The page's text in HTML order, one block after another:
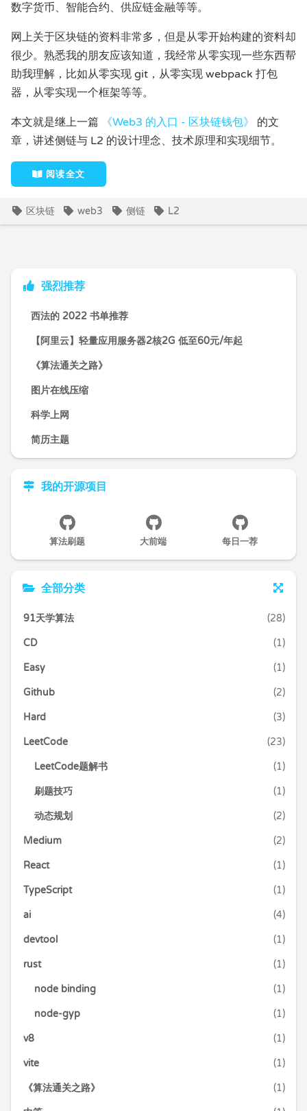
数字货币、智能合约、供应链金融等等。
网上关于区块链的资料非常多，但是从零开始构建的资料却
很少。熟悉我的朋友应该知道，我经常从零实现一些东西帮
助我理解，比如从零实现 git，从零实现 webpack 打包
器，从零实现一个框架等等。
本文就是继上一篇 《Web3 的入口 - 区块链钱包》
的文
章，讲述侧链与 L2 的设计理念、技术原理和实现细节。
阅读全文
区块链 web3 侧链 L2
强烈推荐
西法的 2022 书单推荐
【阿里云】轻量应用服务器2核2G 低至60元/年起
《算法通关之路》
图片在线压缩
科学上网
简历主题
我的开源项目
算法刷题 大前端 每日一荐
全部分类
91天学算法 (28)
CD (1)
Easy (1)
Github (2)
Hard (3)
LeetCode (23)
LeetCode题解书 (1)
刷题技巧 (1)
动态规划 (2)
Medium (2)
React (1)
TypeScript (1)
ai (4)
devtool (1)
rust (1)
node binding (1)
node-gyp (1)
v8 (1)
vite (1)
《算法通关之路》 (1)